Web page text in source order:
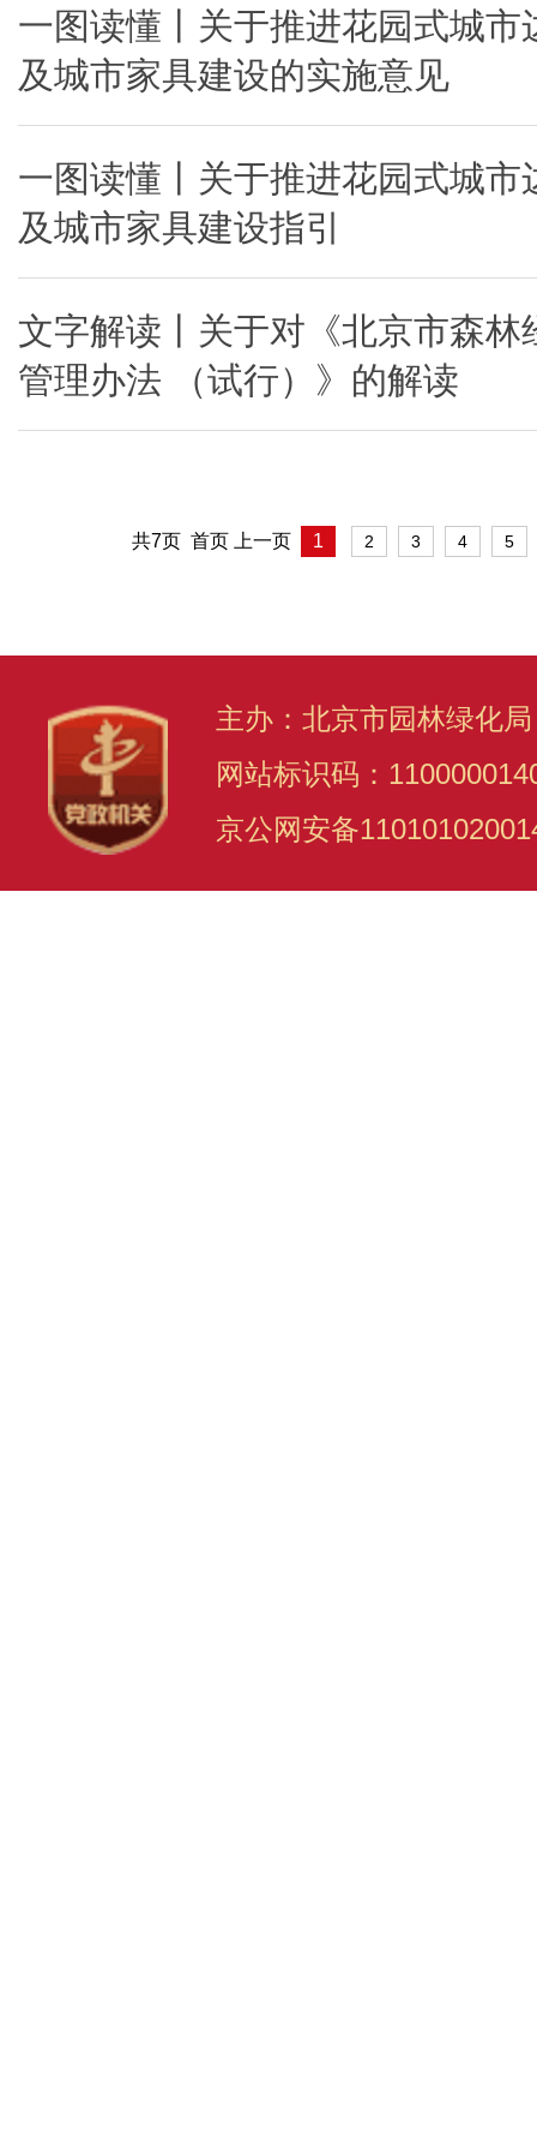
一图读懂丨关于推进花园式城市
及城市家具建设的实施意见
一图读懂丨关于推进花园式城市
及城市家具建设指引
文字解读丨关于对《北京市森林
管理办法 （试行）》的解读
共7页 首页 上一页 1 2 3 4 5
主办：北京市园林绿化
网站标识码：
京公网安备